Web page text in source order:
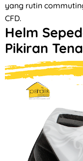
yang rutin
CFD.
Helm
Pikiran